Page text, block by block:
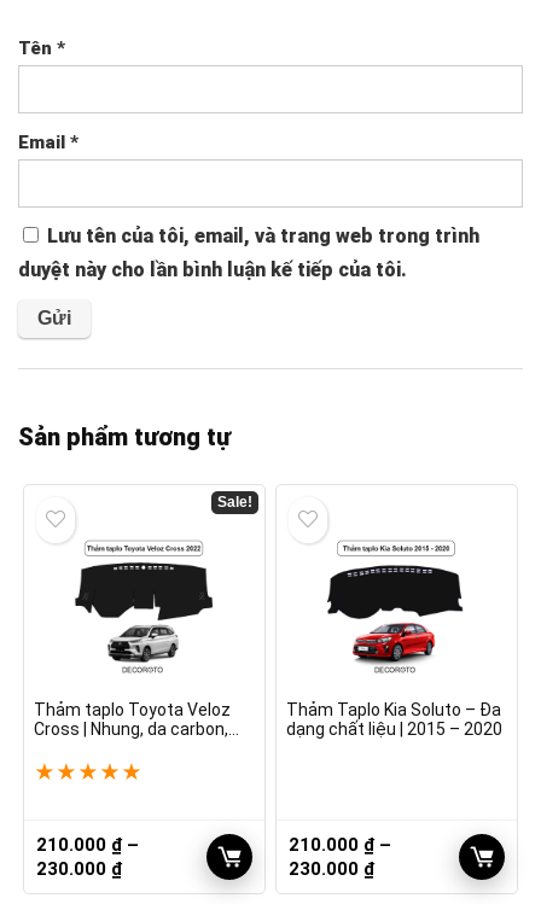
Tên *
Email *
Lưu tên của tôi, email, và trang web trong trình
duyệt này cho lần bình luận kế tiếp của tôi.
Sản phẩm tương tự
Sale!
Thảm taplo Toyota Veloz
Cross | Nhung, da carbon,
★ ★ ★ ★ ★
210.000 ₫ –
230.000 ₫Khoảng
giá:
Thảm Taplo Kia Soluto – Đa
dạng chất liệu | 2015 – 2020
210.000 ₫ –
230.000 ₫Khoảng
giá: